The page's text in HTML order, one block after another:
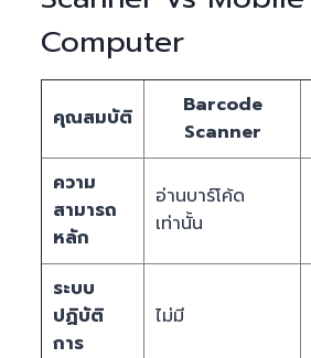
Computer
คุณสมบัติ
Barcode
Scanner
ความ
สามารถ
หลัก
อ่านบาร์โค้ด
เท่านั้น
ระบบ
ปฏิบัติ
การ
ไม่มี